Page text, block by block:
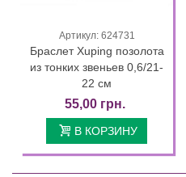
Артикул: 624731
Браслет Xuping позолота
из тонких звеньев 0,6/21-
22 см
55,00 грн.
В КОРЗИНУ